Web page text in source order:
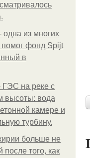
одна из многих
фонд Spijt
в
ГЭС на реке с
высоты: вода
камере и
турбину.
больше не
после того, как